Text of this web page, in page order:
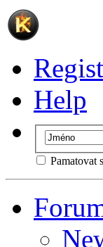
Help
Pamatovat